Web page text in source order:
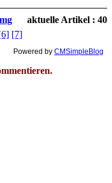
aktuelle Artikel : 40
[7]
Powered by CMSimpleBlog